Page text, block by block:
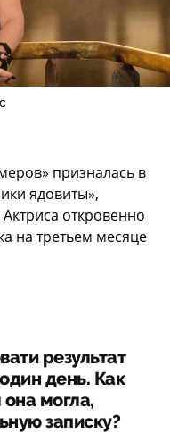
призналась в
ядовиты»,
откровенно
на третьем месяце
результат
день. Как
могла,
записку?